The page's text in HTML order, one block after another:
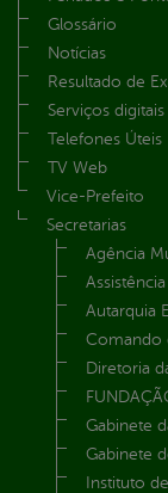
Glossário
Notícias
Resultado de
Serviços digitais
Telefones Úteis
TV Web
Vice-Prefeito
Secretarias
Agência
Autarquia
Comando
Diretoria
Gabinete
Gabinete
Instituto